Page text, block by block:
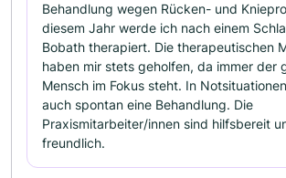
Behandlung wegen Rücken- und
diesem Jahr werde ich nach einem
Bobath therapiert. Die therapeutischen
haben mir stets geholfen, da immer der
Mensch im Fokus steht. In
auch spontan eine Behandlung. Die
Praxismitarbeiter/innen sind hilfsbereit
freundlich.